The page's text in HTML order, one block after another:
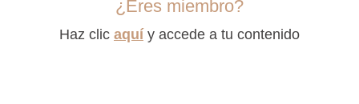
¿Eres miembro?
Haz clic aquíy accede a tu contenido